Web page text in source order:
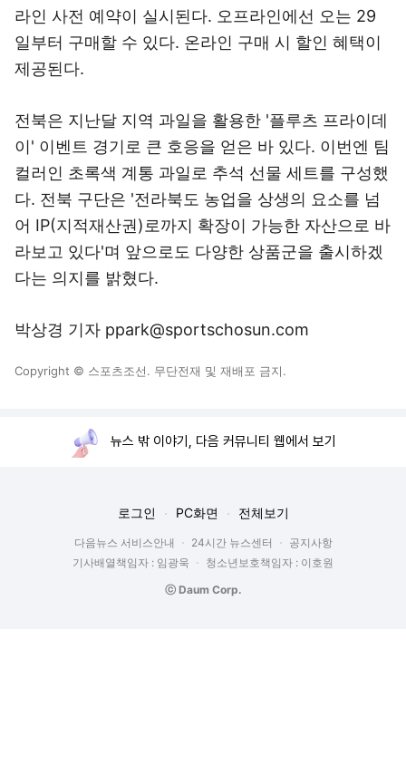
라인 사전 예약이 실시된다. 오프라인에선 오는 29
일부터 구매할 수 있다. 온라인 구매 시 할인 혜택이
제공된다.
전북은 지난달 지역 과일을 활용한 '플루츠 프라이데
이' 이벤트 경기로 큰 호응을 얻은 바 있다. 이번엔 팀
컬러인 초록색 계통 과일로 추석 선물 세트를 구성했
다. 전북 구단은 '전라북도 농업을 상생의 요소를 넘
어 IP(지적재산권)로까지 확장이 가능한 자산으로 바
라보고 있다'며 앞으로도 다양한 상품군을 출시하겠
다는 의지를 밝혔다.
박상경 기자 ppark@sportschosun.com
Copyright © 스포츠조선. 무단전재 및 재배포 금지.
뉴스 밖 이야기, 다음 커뮤니티 웹에서 보기
로그인 PC화면 전체보기
다음뉴스 서비스안내 24시간 뉴스센터
공지사항
기사배열책임자 : 임광욱
청소년보호책임자 : 이호원
ⓒ Daum Corp.